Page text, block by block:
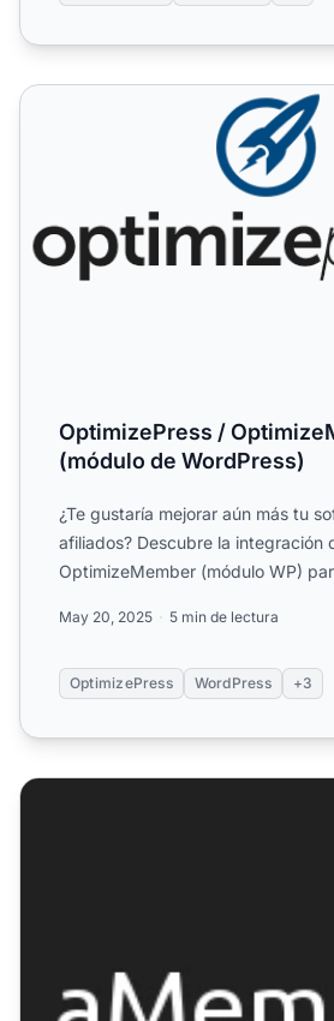
OptimizePress / OptimizeMember
OptimizePress /
(módulo de WordPress)
¿Te gustaría mejorar aún más tu
afiliados? Descubre la integración
OptimizeMember (módulo WP)
May 20, 2025 5 min de lectura
OptimizePress WordPress +3
aMember con PayPal